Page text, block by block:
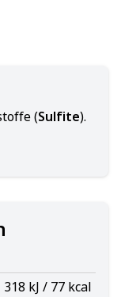
(Sulfite).
318 kJ / 77 kcal